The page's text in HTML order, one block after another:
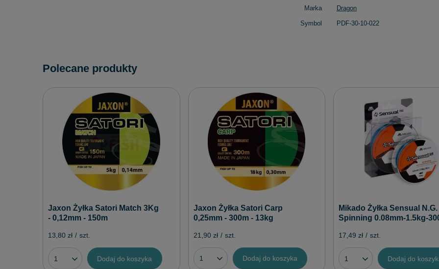
Marka Dragon
Symbol PDF-30-10-022
Polecane produkty
Jaxon Żyłka Satori Match 3Kg
- 0,12mm - 150m
13,80 zł / szt.
Dodaj do koszyka
Jaxon Żyłka Satori Carp
0,25mm - 300m - 13kg
21,90 zł / szt.
Dodaj do koszyka
Mikado Żyłka Sensual N.G.
Spinning 0.08mm-1.5kg-
17,49 zł / szt.
Dodaj do